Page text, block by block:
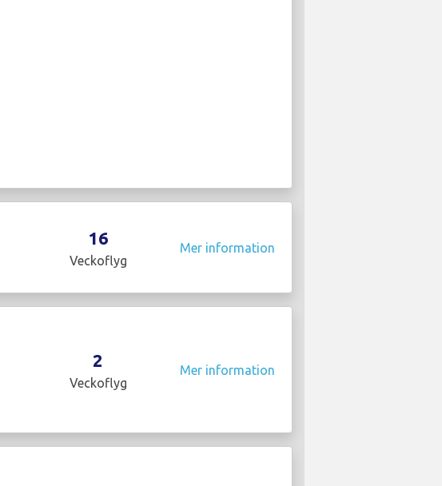
16
Veckoflyg
Mer information
2
Veckoflyg
Mer information